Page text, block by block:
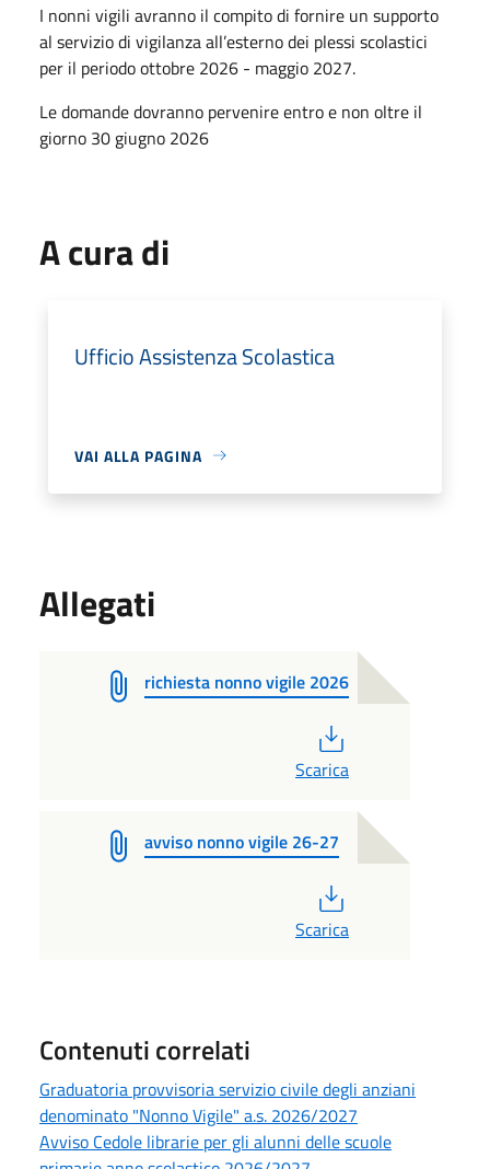
I nonni vigili avranno il compito di fornire un supporto
al servizio di vigilanza all’esterno dei plessi scolastici
per il periodo ottobre 2026 - maggio 2027.
Le domande dovranno pervenire entro e non oltre il
giorno 30 giugno 2026
A cura di
Ufficio Assistenza Scolastica
VAI ALLA PAGINA
Allegati
richiesta nonno vigile 2026
Scarica
avviso nonno vigile 26-27
Scarica
Contenuti correlati
Graduatoria provvisoria servizio civile degli anziani
denominato "Nonno Vigile" a.s. 2026/2027
Avviso Cedole librarie per gli alunni delle scuole